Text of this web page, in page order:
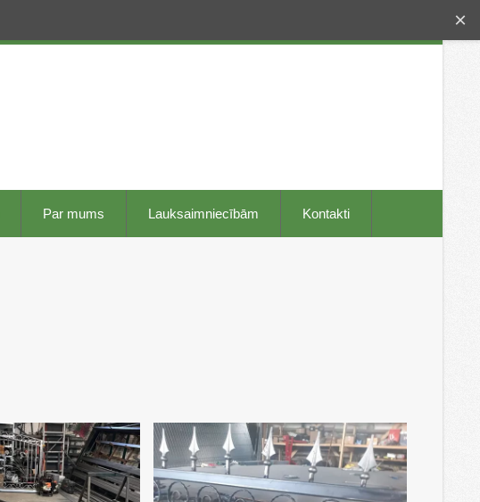
×
Par mums Lauksaimniecībām Kontakti